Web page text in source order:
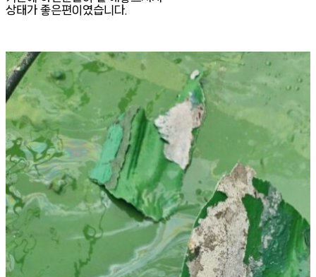
상태가 좋은편이였습니다.